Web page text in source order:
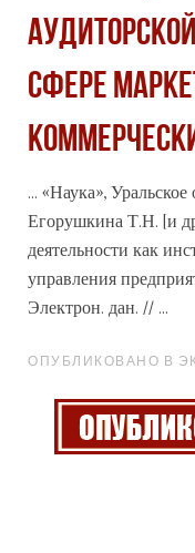
СФЕРЕ
... «Наука»,
Егорушкина Т.Н. [и
деятельности как
управления
Электрон. дан. // ...
ОПУБЛИКОВАНО В